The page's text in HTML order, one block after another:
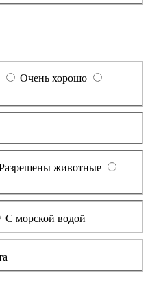
Очень хорошо
животные
С морской водой